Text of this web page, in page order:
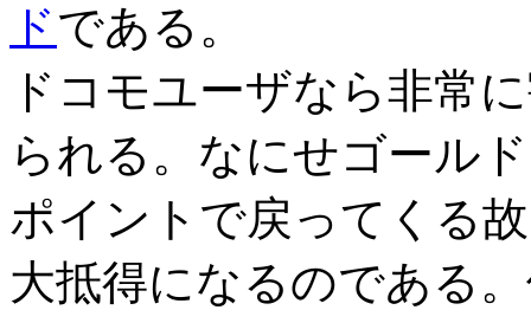
ドである。
ドコモユーザなら非常
られる。なにせゴール
ポイントで戻ってくる
大抵得になるのである